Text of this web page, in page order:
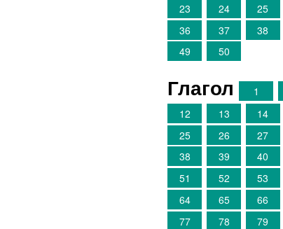
23
24 25
36
37 38
49
50
Глагол 1
12
13 14
25
26 27
38
39 40
51
52 53
64
65 66
77
78 79